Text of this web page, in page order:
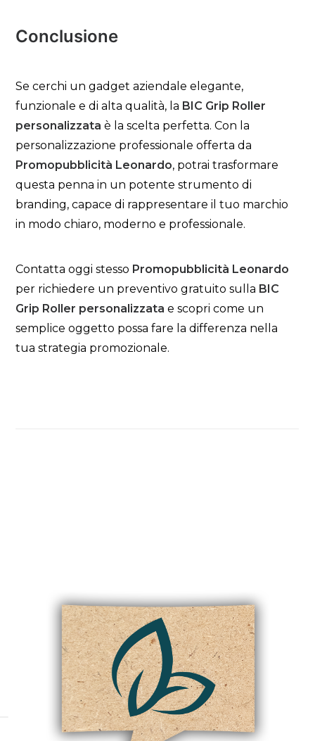
Conclusione
Se cerchi un gadget aziendale elegante,
funzionale e di alta qualità, la BIC Grip Roller
personalizzata è la scelta perfetta. Con la
personalizzazione professionale offerta da
Promopubblicità Leonardo, potrai trasformare
questa penna in un potente strumento di
branding, capace di rappresentare il tuo marchio
in modo chiaro, moderno e professionale.
Contatta oggi stesso Promopubblicità Leonardo
per richiedere un preventivo gratuito sulla BIC
Grip Roller personalizzata e scopri come un
semplice oggetto possa fare la differenza nella
tua strategia promozionale.